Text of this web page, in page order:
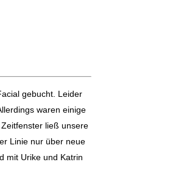
gebucht. Leider
waren einige
ließ unsere
Linie nur über neue
mit Urike und Katrin